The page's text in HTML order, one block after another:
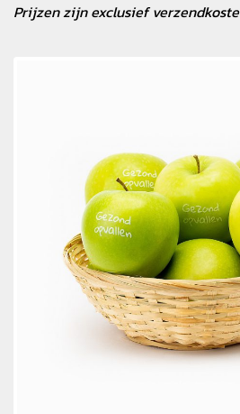
Prijzen zijn exclusief